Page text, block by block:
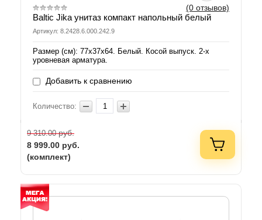
(0 отзывов)
Baltic Jika унитаз компакт напольный белый
Артикул: 8.2428.6.000.242.9
Размер (см): 77х37х64. Белый. Косой выпуск. 2-х
уровневая арматура.
Добавить к сравнению
Количество:
9 310.00руб.
8 999.00 руб.
(комплект)